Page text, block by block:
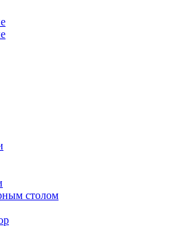
столом